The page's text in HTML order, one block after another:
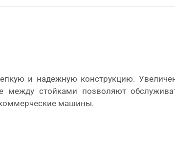
и надежную конструкцию.
стойками позволяют
машины.